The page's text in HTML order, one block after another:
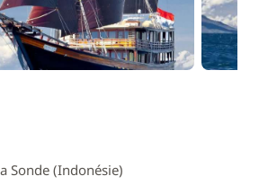
Sonde (Indonésie)